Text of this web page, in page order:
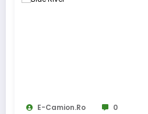
E-Camion.ro 0